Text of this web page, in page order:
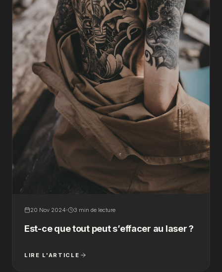
20 Nov 2024 3 min de lecture
Est-ce que tout peut s’effacer au laser ?
LIRE L'ARTICLE